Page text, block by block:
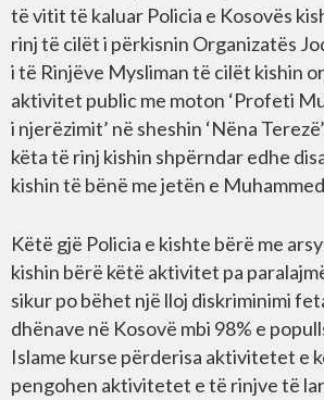
të vitit të kaluar Policia e Kosovës
rinj të cilët i përkisnin Organizatës
i të Rinjëve Mysliman të cilët kishin
aktivitet public me moton ‘Profeti
i njerëzimit’ në sheshin ‘Nëna
këta të rinj kishin shpërndar edhe
kishin të bënë me jetën e
Këtë gjë Policia e kishte bërë me
kishin bërë këtë aktivitet pa
sikur po bëhet një lloj diskriminimi
dhënave në Kosovë mbi 98% e
Islame kurse përderisa aktivitetet e
pengohen aktivitetet e të rinjve të